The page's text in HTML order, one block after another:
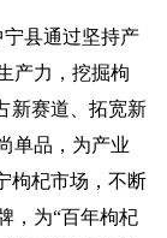
县通过坚持产
产力，挖掘枸
新赛道、拓宽新
单品，为产业
枸杞市场，不断
，为“百年枸杞